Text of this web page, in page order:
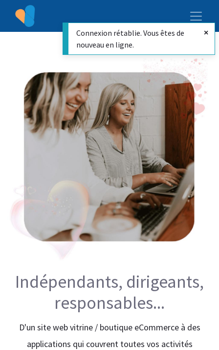
Indépendants, dirigeants,
responsables...
D'un site web vitrine / boutique eCommerce à des
applications qui couvrent toutes vos activités
Connexion rétablie. Vous êtes de
nouveau en ligne.